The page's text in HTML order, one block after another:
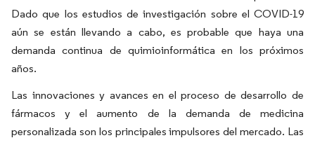
Dado que los estudios de investigación sobre el COVID-19
aún se están llevando a cabo, es probable que haya una
demanda continua de quimioinformática en los próximos
años.
Las innovaciones y avances en el proceso de desarrollo de
fármacos y el aumento de la demanda de medicina
personalizada son los principales impulsores del mercado. Las